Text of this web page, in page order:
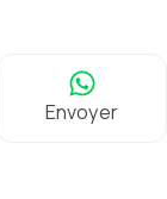
Envoyer